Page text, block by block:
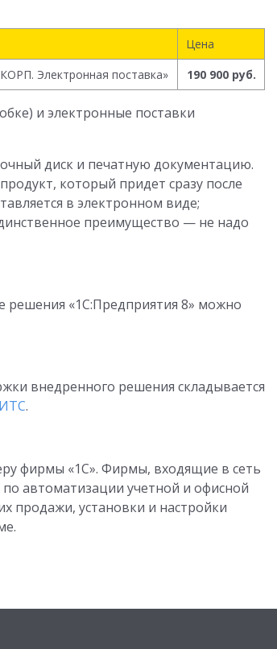
Цена
Электронная поставка» 190 900 руб.
и электронные поставки
диск и печатную документацию.
который придет сразу после
в электронном виде;
преимущество — не надо
решения «1С:Предприятия 8» можно
внедренного решения складывается
.
фирмы «1С». Фирмы, входящие в сеть
автоматизации учетной и офисной
продажи, установки и настройки